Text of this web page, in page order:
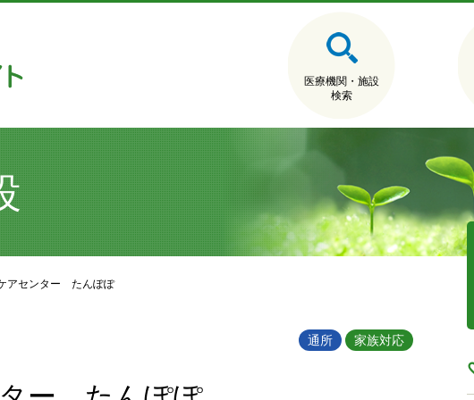
医療機関・施設
検索
アセンター たんぽぽ
通所 家族対応